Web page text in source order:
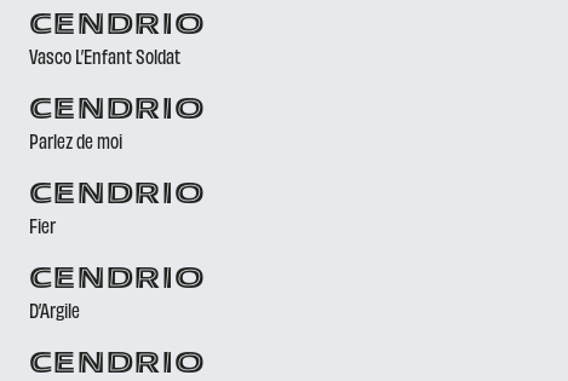
CENDRIO
Vasco L’Enfant Soldat
CENDRIO
Parlez de moi
CENDRIO
Fier
CENDRIO
D’Argile
CENDRIO